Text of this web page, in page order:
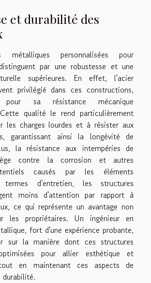
et durabilité des
métalliques personnalisées pour
par une robustesse et une
supérieures. En effet, l'acier
privilégié dans ces constructions,
sa résistance mécanique
qualité le rend particulièrement
les charges lourdes et à résister aux
garantissant ainsi la longévité de
la résistance aux intempéries de
contre la corrosion et autres
causés par les éléments
termes d'entretien, les structures
moins d'attention par rapport à
ce qui représente un avantage non
les propriétaires. Un ingénieur en
fort d'une expérience probante,
sur la manière dont ces structures
pour allier esthétique et
en maintenant ces aspects de
durabilité.